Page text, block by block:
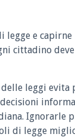
legge e
cittadino
delle leggi
Ignorarle
di legge